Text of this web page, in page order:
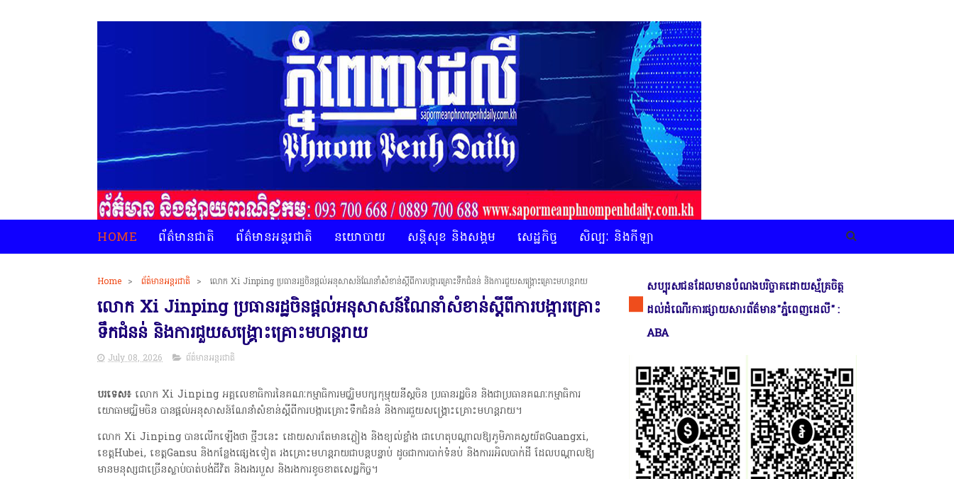
HOME ព័ត៌មានជាតិ ព័ត៌មានអន្តរជាតិ នយោបាយ សន្តិសុខ និងសង្គម សេដ្ឋកិច្ច សិល្បៈ និងកីឡា
Home > ព័ត៌មានអន្តរជាតិ > លោក Xi Jinping ប្រធានរដ្ឋចិនផ្តល់អនុសាសន៍ណែនាំសំខាន់ស្តីពីការបង្ការគ្រោះទឹកជំនន់ និងការជួយសង្គ្រោះគ្រោះមហន្តរាយ
លោក Xi Jinping ប្រធានរដ្ឋចិនផ្តល់អនុសាសន៍ណែនាំសំខាន់ស្តីពីការបង្ការគ្រោះ
ទឹកជំនន់ និងការជួយសង្គ្រោះគ្រោះមហន្តរាយ
July 08, 2026 ព័ត៌មានអន្តរជាតិ
បរទេស៖ លោក Xi Jinping អគ្គលេខាធិការនៃគណៈកម្មាធិការមជ្ឈិមបក្សកុម្មុយនីស្តចិន ប្រធានរដ្ឋចិន និងជាប្រធានគណៈកម្មាធិការ
យោធាមជ្ឈិមចិន បានផ្តល់អនុសាសន៍ណែនាំសំខាន់ស្តីពីការបង្ការគ្រោះទឹកជំនន់ និងការជួយសង្គ្រោះគ្រោះមហន្តរាយ។
លោក Xi Jinping បានលើកឡើងថា ថ្មីៗនេះ ដោយសារតែមានភ្លៀង និងខ្យល់ខ្លាំង ជាហេតុបណ្តាលឱ្យភូមិភាគស្វយ័តGuangxi,
ខេត្តHubei, ខេត្តGansu និងកន្លែងផ្សេងទៀត រងគ្រោះមហន្តរាយជាបន្តបន្ទាប់ ដូចជាការបាក់ទំនប់ និងការរអិលបាក់ដី ដែលបណ្តាលឱ្យ
មានមនុស្សជាច្រើនស្លាប់បាត់បង់ជីវិត និងរងរបួស និងរងការខូចខាតសេដ្ឋកិច្ច។
សប្បុរសជនដែលមានបំណងបរិច្ចាគដោយស្ម័គ្រចិត្ត
ដល់ដំណើរការផ្សាយសារព័ត៌មាន"ភ្នំពេញដេលី" :
ABA